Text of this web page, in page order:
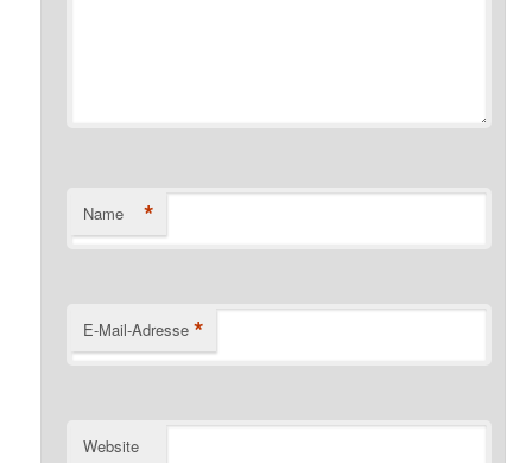
Name *
E-Mail-Adresse *
Website